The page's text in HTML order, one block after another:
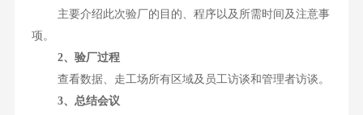
主要介绍此次验厂的目的、程序以及所需时间及注意事
项。
2、验厂过程
查看数据、走工场所有区域及员工访谈和管理者访谈。
3、总结会议